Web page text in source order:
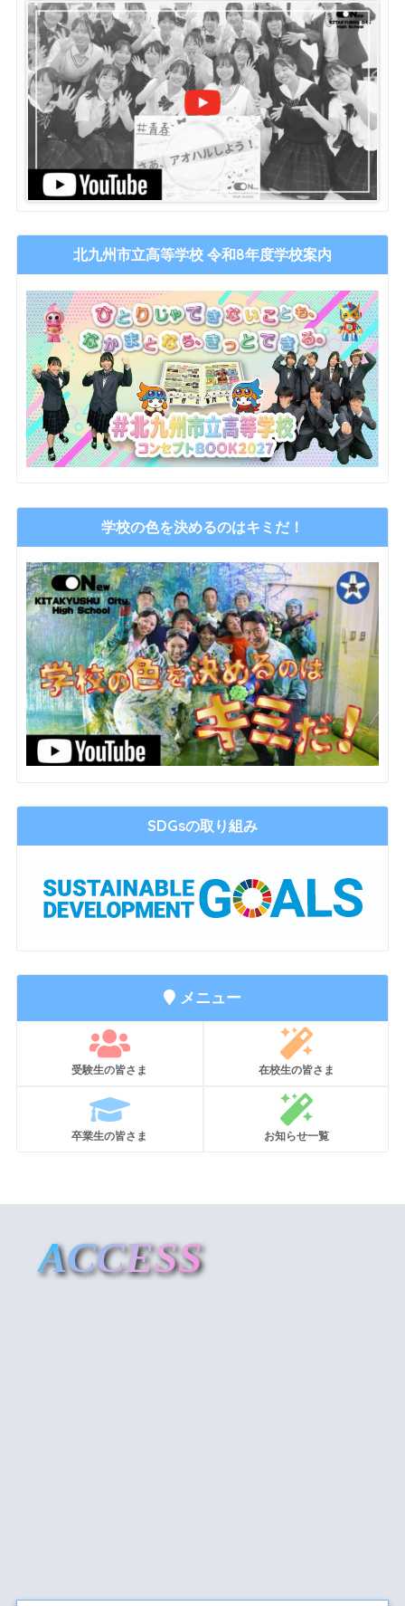
北九州市立高等学校 令和8年度学校案内
学校の色を決めるのはキミだ！
SDGsの取り組み
メニュー
受験生の皆さま 在校生の皆さま
卒業生の皆さま お知らせ一覧
ACCESS